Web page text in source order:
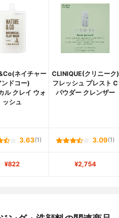
ネイチャー
ンドコー)
ル クレイ ウォ
ッシュ
CLINIQUE(クリニーク)
フレッシュ プレスト C
パウダー クレンザー
3.63(1) 3.09(1)
¥822 ¥2,754